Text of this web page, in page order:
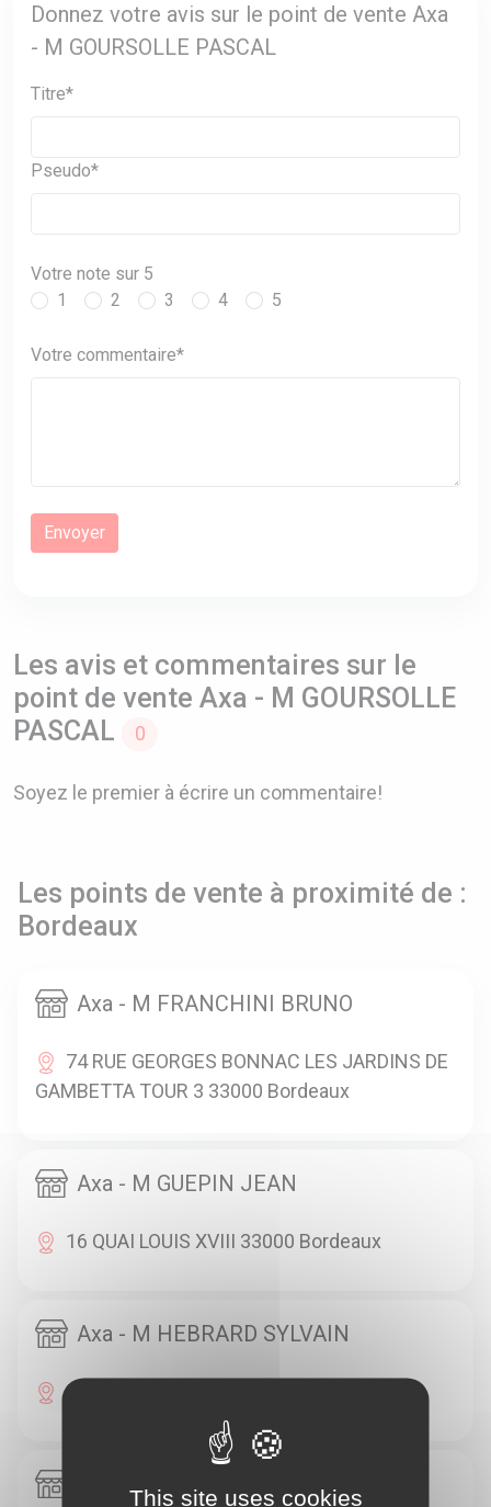
Donnez votre avis sur le point de vente Axa
- M GOURSOLLE PASCAL
Titre*
Pseudo*
Votre note sur 5
1
2 3 4 5
Votre commentaire*
Les avis et commentaires sur le
point de vente Axa - M GOURSOLLE
PASCAL
0
Soyez le premier à écrire un commentaire!
Les points de vente à proximité de :
Bordeaux
Axa - M FRANCHINI BRUNO
74 RUE GEORGES BONNAC LES JARDINS DE
GAMBETTA TOUR 3 33000 Bordeaux
Axa - M GUEPIN JEAN
16 QUAI LOUIS XVIII 33000 Bordeaux
Axa - M HEBRARD SYLVAIN
16 QUAI LOUIS XVIII 33000 Bordeaux
Axa - M KRYNSKI STEPHANE
This site uses cookies